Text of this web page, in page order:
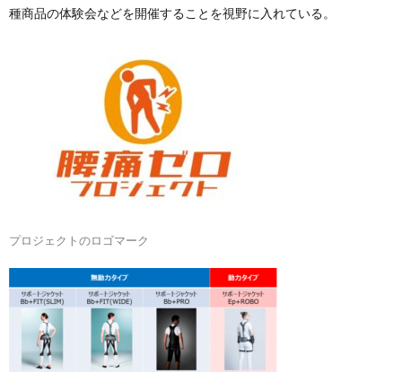
種商品の体験会などを開催することを視野に入れている。
プロジェクトのロゴマーク